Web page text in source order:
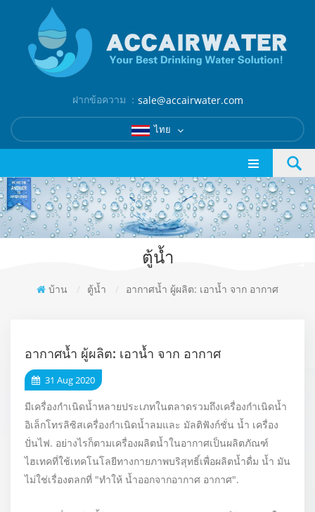
ฝากข้อความ ： sale@accairwater.com
ไทย
ตู้น้ำ
บ้าน / ตู้น้ำ / อากาศน้ำ ผู้ผลิต: เอาน้ำ จาก อากาศ
อากาศน้ำ ผู้ผลิต: เอาน้ำ จาก อากาศ
31 Aug 2020
มีเครื่องกำเนิดน้ำหลายประเภทในตลาดรวมถึงเครื่องกำเนิดน้ำ
อิเล็กโทรลิซิสเครื่องกำเนิดน้ำลมและ มัลติฟังก์ชั่น น้ำ เครื่อง
ปั่นไฟ. อย่างไรก็ตามเครื่องผลิตน้ำในอากาศเป็นผลิตภัณฑ์
ไฮเทคที่ใช้เทคโนโลยีทางกายภาพบริสุทธิ์เพื่อผลิตน้ำดื่ม น้ำ มัน
ไม่ใช่เรื่องตลกที่ "ทำให้ น้ำออกจากอากาศ อากาศ".